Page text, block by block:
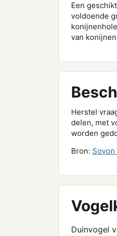
Een
voldoende
van
Herstel
delen, met
worden
Bron: Sovon
Duinvogel